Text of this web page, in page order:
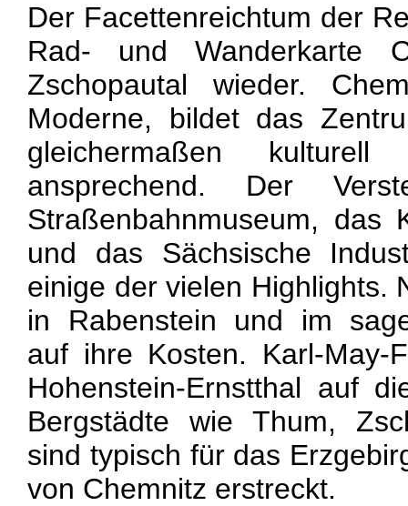
Der Facettenreichtum der
Rad- und Wanderkarte
Zschopautal wieder.
Moderne, bildet das
gleichermaßen kulturell
ansprechend. Der
Straßenbahnmuseum, das
und das Sächsische
einige der vielen Highlights.
in Rabenstein und im
auf ihre Kosten. Karl-May-
Hohenstein-Ernstthal auf
Bergstädte wie Thum,
sind typisch für das
von Chemnitz erstreckt.